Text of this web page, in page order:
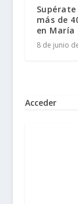
más de
en María
8 de junio
Acceder